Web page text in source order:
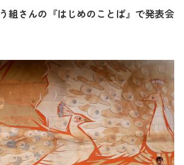
組さんの『はじめのことば』で発表会